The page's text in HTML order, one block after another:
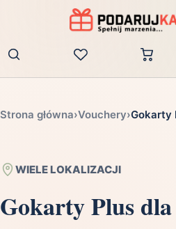
Strona główna›Vouchery›Gokarty
WIELE LOKALIZACJI
Gokarty Plus